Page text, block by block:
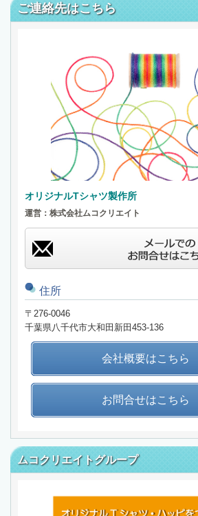
ご連絡先はこちら
オリジナルTシャツ製作所
運営：株式会社ムコクリエイト
info_hp@ori-t-factory.jp
住所
〒276-0046
千葉県八千代市大和田新田453-136
会社概要はこちら
お問合せはこちら
ムコクリエイトグループ